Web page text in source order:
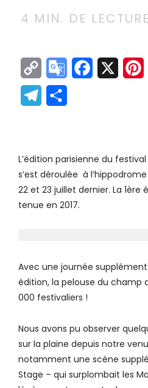
4 MIN. DE LECTURE
Copy
Link
Google
X
Telegram
L’édition parisienne du
s’est déroulée à
22 et 23 juillet dernier. La 1ère
tenue en 2017.
Avec une journée
édition, la pelouse du champ
000 festivaliers !
Nous avons pu observer
sur la plaine depuis notre
notamment une scène
Stage – qui surplombait les